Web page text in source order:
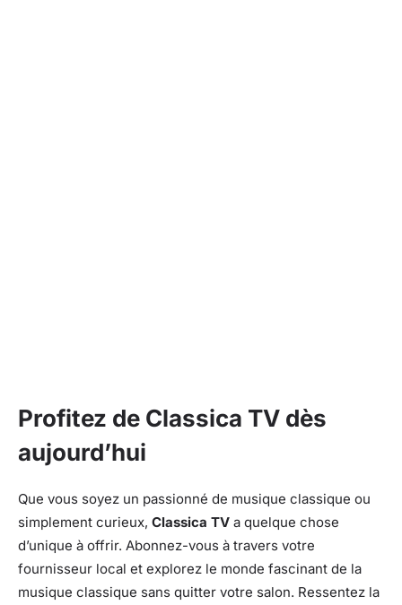
Profitez de Classica TV dès
aujourd’hui
Que vous soyez un passionné de musique classique ou
simplement curieux, Classica TV a quelque chose
d’unique à offrir. Abonnez-vous à travers votre
fournisseur local et explorez le monde fascinant de la
musique classique sans quitter votre salon. Ressentez la